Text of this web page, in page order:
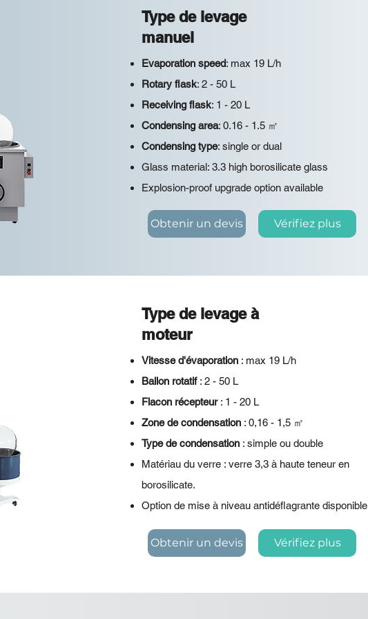
Type de levage
manuel
Evaporation speed: max 19 L/h
Rotary flask: 2 - 50 L
Receiving flask: 1 - 20 L
Condensing area: 0.16 - 1.5 ㎡
Condensing type: single or dual
Glass material: 3.3 high borosilicate glass
Explosion-proof upgrade option available
Obtenir un devis Vérifiez plus
Type de levage à
moteur
Vitesse d'évaporation : max 19 L/h
Ballon rotatif: 2 - 50 L
Flacon récepteur: 1 - 20 L
Zone de condensation : 0,16 - 1,5 ㎡
Type de condensation : simple ou double
Matériau du verre : verre 3,3 à haute teneur en
borosilicate.
Option de mise à niveau antidéflagrante disponible
Obtenir un devis Vérifiez plus